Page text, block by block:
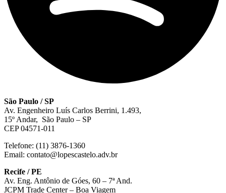
São Paulo / SP
Av. Engenheiro Luís Carlos Berrini, 1.493,
15º Andar, São Paulo – SP
CEP 04571-011
Telefone: (11) 3876-1360
Email: contato@lopescastelo.adv.br
Recife / PE
Av. Eng. Antônio de Góes, 60 – 7ª And.
JCPM Trade Center – Boa Viagem